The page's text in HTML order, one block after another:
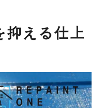
抑える仕上